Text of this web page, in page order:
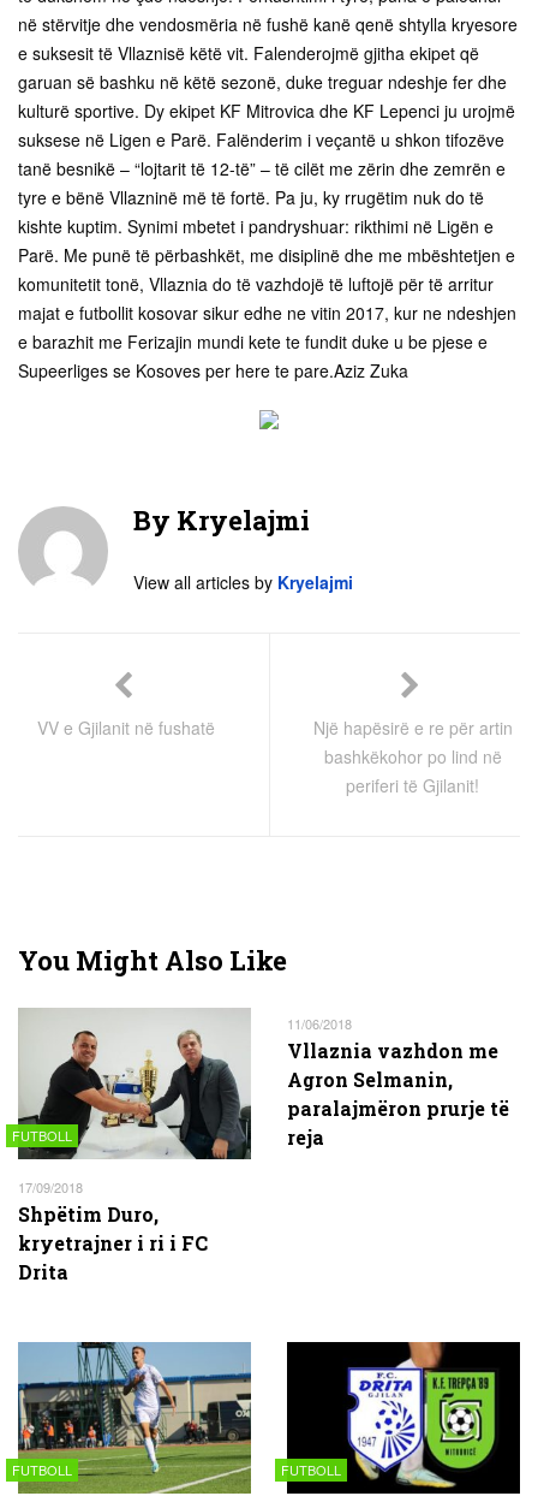
në stërvitje dhe vendosmëria në fushë kanë qenë shtylla kryesore
e suksesit të Vllaznisë këtë vit. Falenderojmë gjitha ekipet që
garuan së bashku në këtë sezonë, duke treguar ndeshje fer dhe
kulturë sportive. Dy ekipet KF Mitrovica dhe KF Lepenci ju urojmë
suksese në Ligen e Parë. Falënderim i veçantë u shkon tifozëve
tanë besnikë – “lojtarit të 12-të” – të cilët me zërin dhe zemrën e
tyre e bënë Vllazninë më të fortë. Pa ju, ky rrugëtim nuk do të
kishte kuptim. Synimi mbetet i pandryshuar: rikthimi në Ligën e
Parë. Me punë të përbashkët, me disiplinë dhe me mbështetjen e
komunitetit tonë, Vllaznia do të vazhdojë të luftojë për të arritur
majat e futbollit kosovar sikur edhe ne vitin 2017, kur ne ndeshjen
e barazhit me Ferizajin mundi kete te fundit duke u be pjese e
Supeerliges se Kosoves per here te pare.Aziz Zuka
By Kryelajmi
View all articles by Kryelajmi
VV e Gjilanit në fushatë
Një hapësirë e re për artin
bashkëkohor po lind në
periferi të Gjilanit!
You Might Also Like
FUTBOLL
17/09/2018
Shpëtim Duro,
kryetrajner i ri i FC
Drita
11/06/2018
Vllaznia vazhdon me
Agron Selmanin,
paralajmëron prurje të
reja
FUTBOLL FUTBOLL